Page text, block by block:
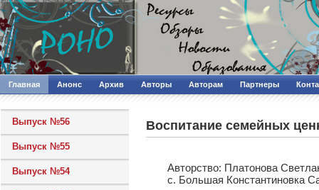
Главная Анонс Архив Авторы Авторам Партнеры
Выпуск №56
Выпуск №55
Выпуск №54
Воспитание семейных
Авторcтво: Платонова
с. Большая Константиновка